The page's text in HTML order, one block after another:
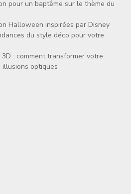
pour un baptême sur le thème du
Halloween inspirées par Disney
du style déco pour votre
: comment transformer votre
optiques